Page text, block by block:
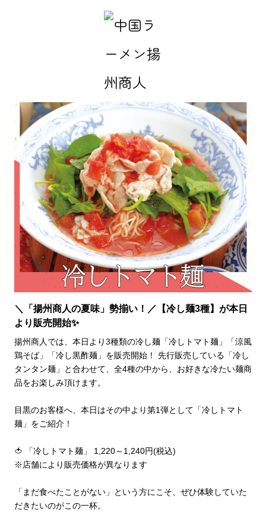
＼「揚州商人の夏味」勢揃い！／【冷し麺3種】が本日
より販売開始✨
揚州商人では、本日より3種類の冷し麺「冷しトマト麺」「涼風
鶏そば」「冷し黒酢麺」を販売開始！ 先行販売している「冷し
タンタン麺」と合わせて、全4種の中から、お好きな冷たい麺商
品をお楽しみ頂けます。
目黒のお客様へ、本日はその中より第1弾として「冷しトマト
麺」をご紹介！
🍅 「冷しトマト麺」 1,220～1,240円(税込)
※店舗により販売価格が異なります
「まだ食べたことがない」という方にこそ、ぜひ体験していた
だきたいのがこの一杯。